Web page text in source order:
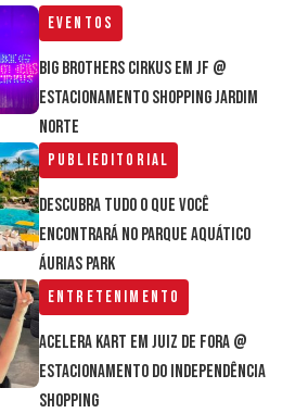
Eventos
Big Brothers Cirkus em JF @
estacionamento Shopping Jardim
Norte
Publieditorial
Descubra tudo o que você
encontrará no parque aquático
Áurias Park
Entretenimento
Acelera Kart em Juiz de Fora @
estacionamento do Independência
Shopping